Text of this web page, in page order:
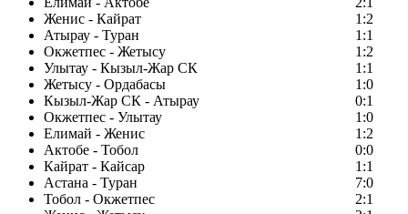
Женис - Кайрат
1:2
Атырау - Туран
1:1
Окжетпес - Жетысу
1:2
Улытау - Кызыл-Жар СК
1:1
Жетысу - Ордабасы
1:0
Кызыл-Жар СК - Атырау
0:1
Окжетпес - Улытау
1:0
Елимай - Женис
1:2
Актобе - Тобол
0:0
Кайрат - Кайсар
1:1
Астана - Туран
7:0
Тобол - Окжетпес
2:1